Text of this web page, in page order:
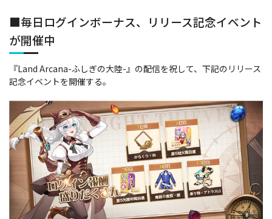
■毎日ログインボーナス、リリース記念イベント
が開催中
『Land Arcana-ふしぎの大陸-』の配信を祝して、下記のリリース
記念イベントを開催する。